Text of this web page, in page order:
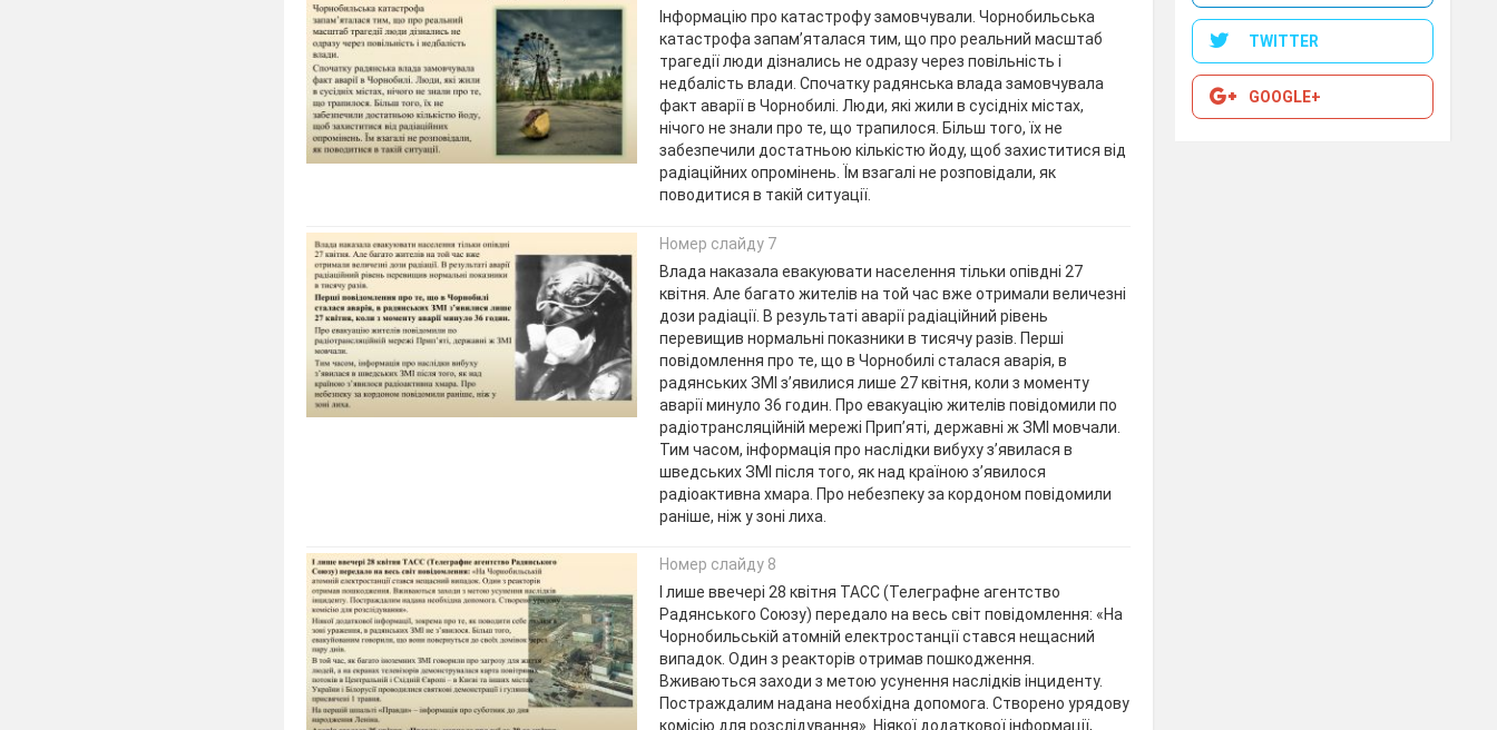
Інформацію про катастрофу замовчували. Чорнобильська
катастрофа запам’яталася тим, що про реальний масштаб
трагедії люди дізнались не одразу через повільність і
недбалість влади. Спочатку радянська влада замовчувала
факт аварії в Чорнобилі. Люди, які жили в сусідніх містах,
нічого не знали про те, що трапилося. Більш того, їх не
забезпечили достатньою кількістю йоду, щоб захиститися від
радіаційних опромінень. Їм взагалі не розповідали, як
поводитися в такій ситуації.
Номер слайду 7
Влада наказала евакуювати населення тільки опівдні 27
квітня. Але багато жителів на той час вже отримали величезні
дози радіації. В результаті аварії радіаційний рівень
перевищив нормальні показники в тисячу разів. Перші
повідомлення про те, що в Чорнобилі сталася аварія, в
радянських ЗМІ з’явилися лише 27 квітня, коли з моменту
аварії минуло 36 годин. Про евакуацію жителів повідомили по
радіотрансляційній мережі Прип’яті, державні ж ЗМІ мовчали.
Тим часом, інформація про наслідки вибуху з’явилася в
шведських ЗМІ після того, як над країною з’явилося
радіоактивна хмара. Про небезпеку за кордоном повідомили
раніше, ніж у зоні лиха.
Номер слайду 8
І лише ввечері 28 квітня ТАСС (Телеграфне агентство
Радянського Союзу) передало на весь світ повідомлення: «На
Чорнобильській атомній електростанції стався нещасний
випадок. Один з реакторів отримав пошкодження.
Вживаються заходи з метою усунення наслідків інциденту.
Постраждалим надана необхідна допомога. Створено урядову
комісію для розслідування». Ніякої додаткової інформації,
TWITTER
GOOGLE+